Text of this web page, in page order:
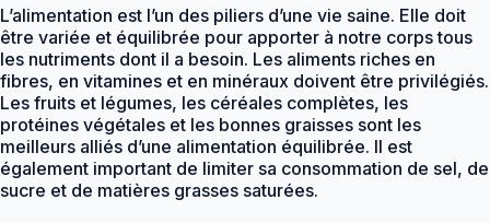
L’alimentation est l’un des piliers d’une vie saine. Elle doit
être variée et équilibrée pour apporter à notre corps tous
les nutriments dont il a besoin. Les aliments riches en
fibres, en vitamines et en minéraux doivent être privilégiés.
Les fruits et légumes, les céréales complètes, les
protéines végétales et les bonnes graisses sont les
meilleurs alliés d’une alimentation équilibrée. Il est
également important de limiter sa consommation de sel, de
sucre et de matières grasses saturées.